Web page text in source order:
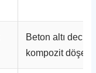
Beton altı deck
kompozit